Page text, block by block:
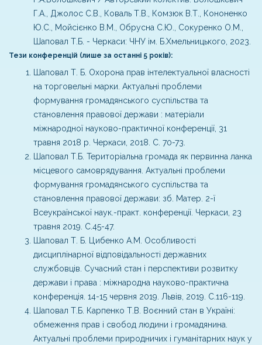
Г.А., Джолос С.В., Коваль Т.В., Комзюк В.Т., Кононенко
Ю.С., Мойсієнко В.М., Обрусна С.Ю., Сокуренко О.М.,
Шаповал Т.Б. - Черкаси: ЧНУ ім. Б.Хмельницького, 2023.
Тези конференцій (лише за останні 5 років):
Шаповал Т. Б. Охорона прав інтелектуальної власності
на торговельні марки. Актуальні проблеми
формування громадянського суспільства та
становлення правової держави : матеріали
міжнародної науково-практичної конференції, 31
травня 2018 р. Черкаси, 2018. С. 70-73.
Шаповал Т.Б. Територіальна громада як первинна ланка
місцевого самоврядування. Актуальні проблеми
формування громадянського суспільства та
становлення правової держави: зб. Матер. 2-ї
Всеукраїнської наук.-практ. конференції. Черкаси, 23
травня 2019. С.45-47.
Шаповал Т. Б. Цибенко А.М. Особливості
дисциплінарної відповідальності державних
службовців. Сучасний стан і перспективи розвитку
держави і права : міжнародна науково-практична
конференція. 14-15 червня 2019. Львів, 2019. С.116-119.
Шаповал Т.Б. Карпенко Т.В. Воєнний стан в Україні:
обмеження прав і свобод людини і громадянина.
Актуальні проблеми природничих і гуманітарних наук у